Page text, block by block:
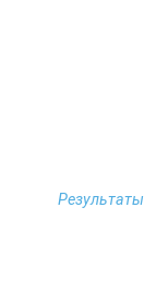
Результаты